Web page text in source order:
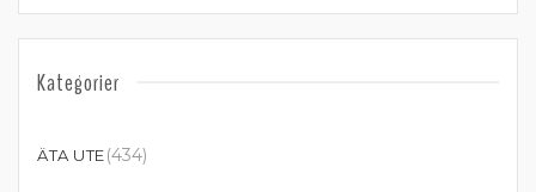
Kategorier
ÄTA UTE(434)